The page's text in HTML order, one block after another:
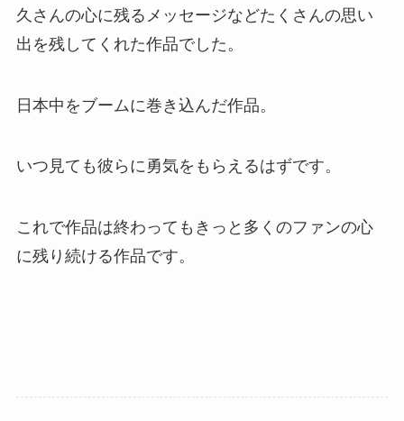
久さんの心に残るメッセージなどたくさんの思い
出を残してくれた作品でした。
日本中をブームに巻き込んだ作品。
いつ見ても彼らに勇気をもらえるはずです。
これで作品は終わってもきっと多くのファンの心
に残り続ける作品です。